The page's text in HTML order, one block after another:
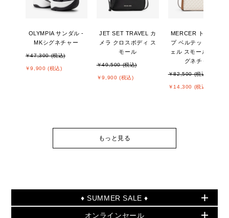
OLYMPIA サンダル -
MKシグネチャー
￥47,300 (税込)
￥9,900 (税込)
JET SET TRAVEL カ
メラ クロスボディ ス
モール
￥49,500 (税込)
￥9,900 (税込)
MERCER トップジッ
プ ベルテッド サッチ
ェル スモール - MKシ
グネチャー
￥82,500 (税込)
￥14,300 (税込)
もっと見る
♦ SUMMER SALE ♦
オンラインセール